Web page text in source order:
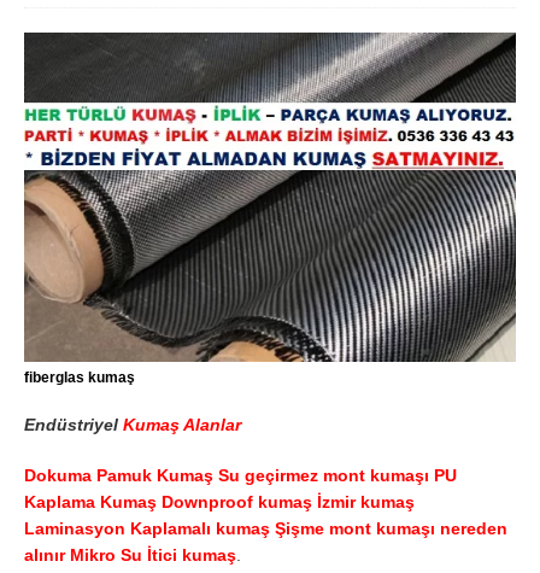
fiberglas kumaş
Endüstriyel Kumaş Alanlar
Dokuma Pamuk Kumaş Su geçirmez mont kumaşı PU
Kaplama Kumaş Downproof kumaş İzmir kumaş
Laminasyon Kaplamalı kumaş Şişme mont kumaşı nereden
alınır Mikro Su İtici kumaş.